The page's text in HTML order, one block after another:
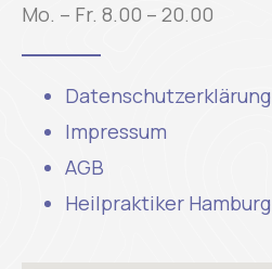
Mo. – Fr. 8.00 – 20.00
Datenschutzerklärung
Impressum
AGB
Heilpraktiker Hamburg